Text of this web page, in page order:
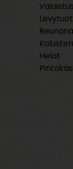
Valaistus
Helat